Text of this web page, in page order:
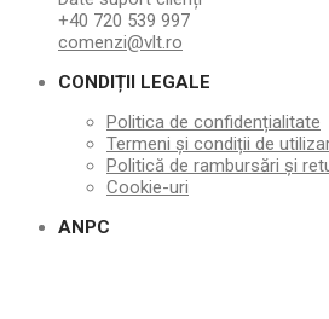
+40 720 539 997
comenzi@vlt.ro
CONDIȚII LEGALE
Politica de confidențialitate
Termeni și condiții de
Politică de rambursări și
Cookie-uri
ANPC